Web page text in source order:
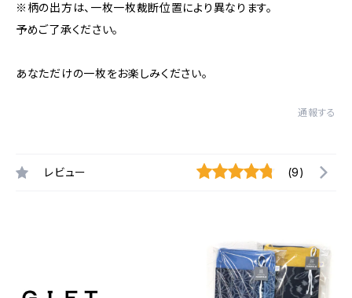
※柄の出方は、一枚一枚裁断位置により異なります。
予めご了承ください。
あなただけの一枚をお楽しみください。
通報する
レビュー (9)